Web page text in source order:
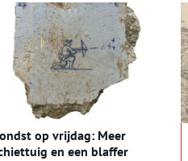
scheepswrak BZN3. Projectleider
Thijs Coenen zal er dinsdag 7
juli over vertellen bij Museum
Kaap Skil op Texel.
op vrijdag: Meer
en een blaffer